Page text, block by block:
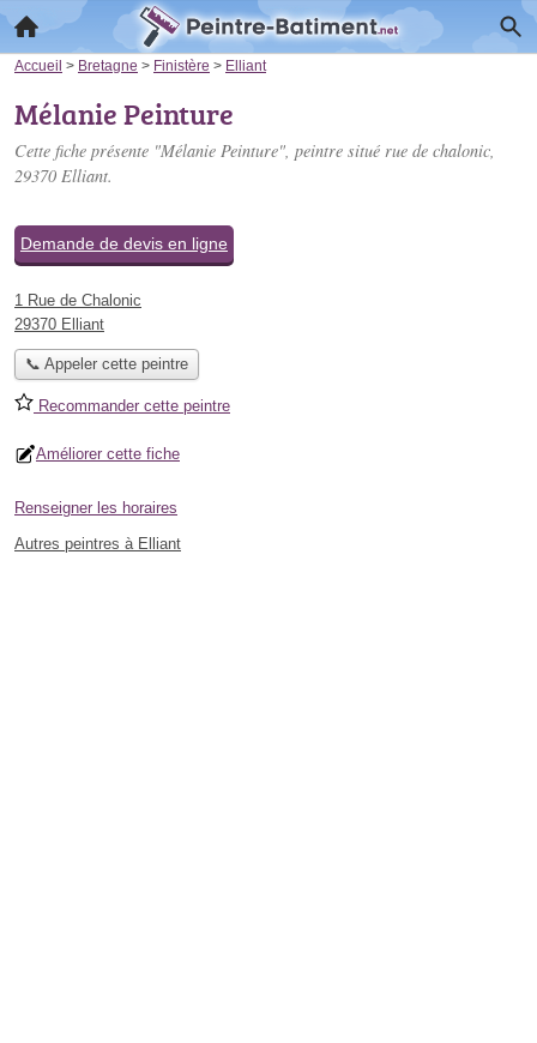
Accueil > Bretagne > Finistère > Elliant
Mélanie Peinture
Cette fiche présente "Mélanie Peinture", peintre situé rue de chalonic,
29370 Elliant.
Demande de devis en ligne
1 Rue de Chalonic
29370 Elliant
📞 Appeler cette peintre
Recommander cette peintre
Améliorer cette fiche
Renseigner les horaires
Autres peintres à Elliant